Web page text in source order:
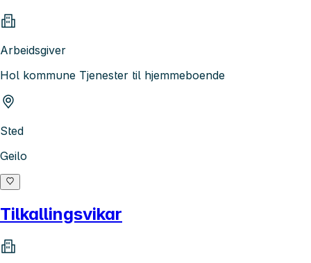
Arbeidsgiver
Hol kommune Tjenester til hjemmeboende
Sted
Geilo
Tilkallingsvikar